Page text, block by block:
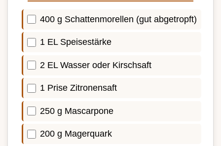
400 g Schattenmorellen (gut abgetropft)
1 EL Speisestärke
2 EL Wasser oder Kirschsaft
1 Prise Zitronensaft
250 g Mascarpone
200 g Magerquark